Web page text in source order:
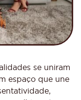
se uniram
espaço que une